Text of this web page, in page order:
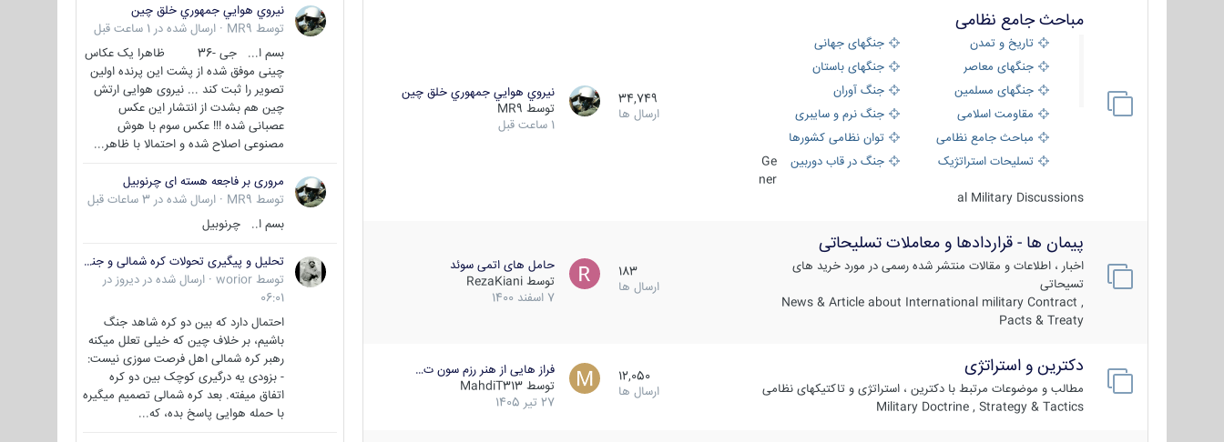
مباحث جامع نظامی
تاریخ و تمدن
جنگهای جهانی
جنگهای معاصر
جنگهای باستان
جنگهای مسلمین
جنگ آوران
مقاومت اسلامی
جنگ نرم و سایبری
مباحث جامع نظامی
توان نظامی کشورها
تسلیحات استراتژیک
جنگ در قاب دوربین
Ge
ner
al Military Discussions
34,749
ارسال ها
نيروي هوايي جمهوري خلق چين
توسط MR9
1 ساعت قبل
پیمان ها - قراردادها و معاملات تسلیحاتی
اخبار ، اطلاعات و مقالات منتشر شده رسمی در مورد خرید های
تسیحاتی
News & Article about International military Contract ,
Pacts & Treaty
183
ارسال ها
حامل های اتمی سوئد
توسط RezaKiani
7 اسفند 1400
دکترین و استراتژی
مطالب و موضوعات مرتبط با دکترین ، استراتژی و تاکتیکهای نظامی
Military Doctrine , Strategy & Tactics
12,050
ارسال ها
فراز هایی از هنر رزم سون ت…
توسط MahdiT313
27 تیر 1405
نيروي هوايي جمهوري خلق چين
توسط MR9
· ارسال شده در 1 ساعت قبل
بسم ا... جی -36 ظاهرا یک عکاس
چینی موفق شده از پشت این پرنده اولین
تصویر را ثبت کند ... نیروی هوایی ارتش
چین هم بشدت از انتشار این عکس
عصبانی شده !!! عکس سوم با هوش
مصنوعی اصلاح شده و احتمالا با ظاهر...
مروری بر فاجعه هسته ای چرنوبیل
توسط MR9
· ارسال شده در 3 ساعات قبل
بسم ا.. چرنوبیل
تحلیل و پیگیری تحولات کره شمالی و جنوبی
توسط worior
· ارسال شده در دیروز در
06:01
احتمال دارد که بین دو کره شاهد جنگ
باشیم، بر خلاف چین که خیلی تعلل میکنه
رهبر کره شمالی اهل فرصت سوزی نیست:
- بزودی یه درگیری کوچک بین دو کره
اتفاق میفته. بعد کره شمالی تصمیم میگیره
با حمله هوایی پاسخ بده، که...